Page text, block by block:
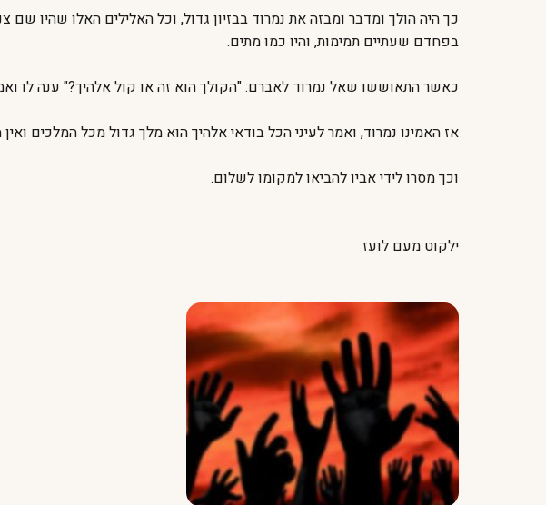
כך היה הולך ומדבר ומבזה את נמרוד בבזיון גדול, וכל האלילים האלו שהיו
בפחדם שעתיים תמימות, והיו כמו מתים.
כאשר התאוששו שאל נמרוד לאברם: "הקולך הוא זה או קול אלהיך?" ענה לו
אז האמינו נמרוד, ואמר לעיני הכל בודאי אלהיך הוא מלך גדול מכל המלכים
וכך מסרו לידי אביו להביאו למקומו לשלום.
ילקוט מעם לועז